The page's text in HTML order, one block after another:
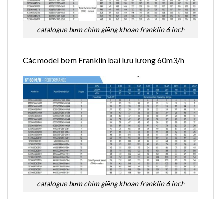
catalogue bơm chìm giếng khoan franklin 6 inch
Các model bơm Franklin loại lưu lượng 60m3/h
catalogue bơm chìm giếng khoan franklin 6 inch